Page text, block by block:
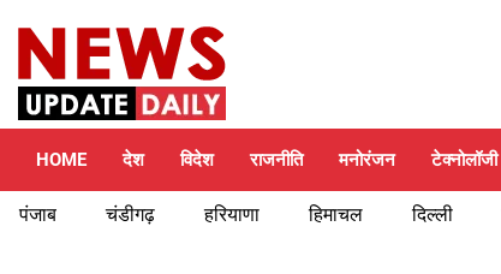
content
HOME देश विदेश राजनीति मनोरंजन टेक्नोलॉजी
पंजाब चंडीगढ़ हरियाणा हिमाचल दिल्ली